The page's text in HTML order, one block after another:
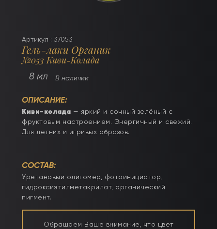
Артикул : 37053
Гель-лаки Органик
№053 Киви-Колада
8 мл В наличии
ОПИСАНИЕ:
Киви-колада — яркий и сочный зелёный с
фруктовым настроением. Энергичный и свежий.
Для летних и игривых образов.
СОСТАВ:
Уретановый олигомер, фотоинициатор,
гидроксиэтилметакрилат, органический
пигмент.
Обращаем Ваше внимание, что цвет